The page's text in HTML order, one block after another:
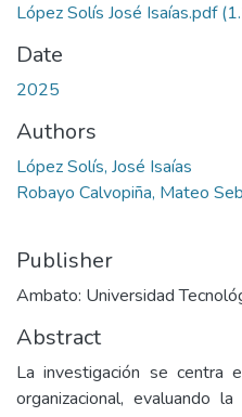
López Solís José Isaías.pdf
Date
2025
Authors
López Solís, José Isaías
Robayo Calvopiña, Mateo
Publisher
Ambato: Universidad
Abstract
La investigación se centra
organizacional, evaluando